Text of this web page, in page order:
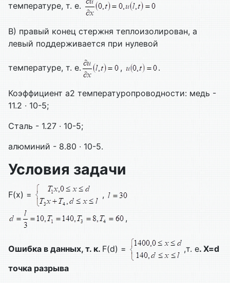
температуре, т. е.
В) правый конец стержня теплоизолирован, а
левый поддерживается при нулевой
температуре, т. е. , .
Коэффициент а2 температуропроводности: медь -
11.2 ∙ 10-5;
Сталь - 1.27 ∙ 10-5;
алюминий - 8.80 ∙ 10-5.
Условия задачи
F(x) = ,
,
Ошибка в данных, т. к. F(d) = ,т. е. X=d
точка разрыва